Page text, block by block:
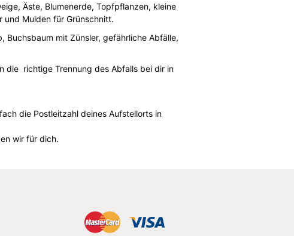
Äste, Blumenerde, Topfpflanzen, kleine
und Mulden für Grünschnitt.
mit Zünsler, gefährliche Abfälle,
die richtige Trennung des Abfalls bei dir in
die Postleitzahl deines Aufstellorts in
wir für dich.